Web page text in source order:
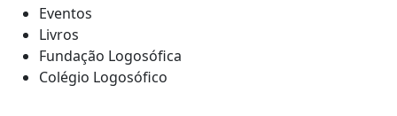
Eventos
Livros
Fundação Logosófica
Colégio Logosófico